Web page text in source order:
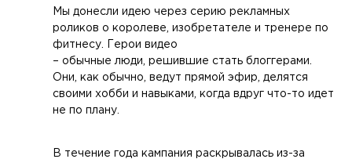
Мы донесли идею через серию рекламных
роликов о королеве, изобретателе и тренере по
фитнесу. Герои видео
– обычные люди, решившие стать блоггерами.
Они, как обычно, ведут прямой эфир, делятся
своими хобби и навыками, когда вдруг что-то идет
не по плану.
В течение года кампания раскрывалась из-за